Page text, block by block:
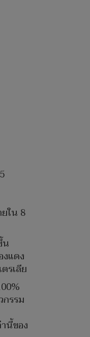
ใน 8
น
แดง
รเลีย
รรม
นี้ของ